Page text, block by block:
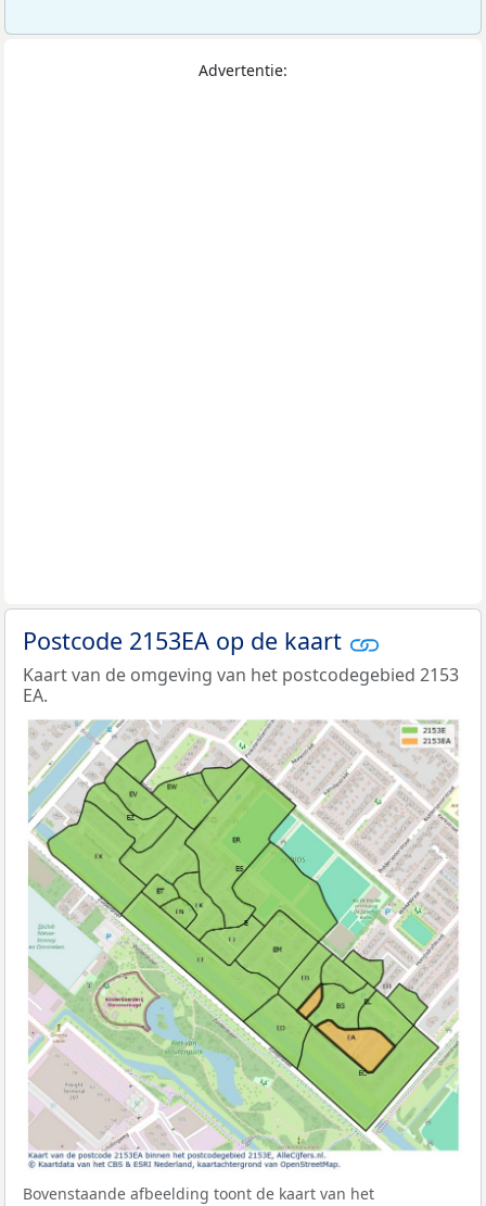
Advertentie:
Postcode 2153EA op de kaart
Kaart van de omgeving van het postcodegebied 2153
EA.
Bovenstaande afbeelding toont de kaart van het